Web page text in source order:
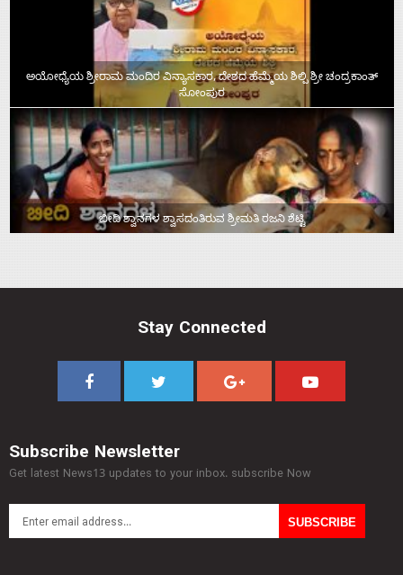
ಅಯೋಧ್ಯೆಯ ಶ್ರೀರಾಮ ಮಂದಿರ ವಿನ್ಯಾಸಕಾರ, ದೇಶದ ಹೆಮ್ಮೆಯ ಶಿಲ್ಪಿ ಶ್ರೀ ಚಂದ್ರಕಾಂತ್‌
ಸೋಂಪುರ
ಬೀದಿ ಶ್ವಾನಗಳ ಶ್ವಾಸದಂತಿರುವ ಶ್ರೀಮತಿ ರಜನಿ ಶೆಟ್ಟಿ
Stay Connected
Subscribe Newsletter
Get latest News13 updates to your inbox. subscribe Now